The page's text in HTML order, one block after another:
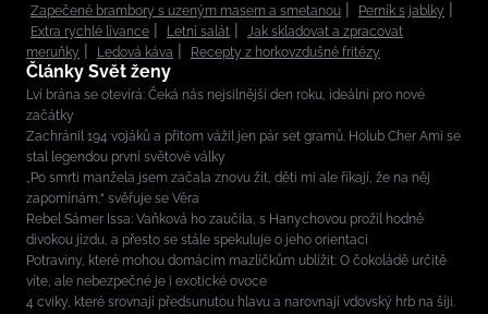
Zapečené brambory s uzeným masem a smetanou
Perník s jablky
Extra rychlé lívance
Letní salát
Jak skladovat a zpracovat
meruňky
Ledová káva Recepty z horkovzdušné fritézy
Články Svět ženy
Lví brána se otevírá: Čeká nás nejsilnější den roku, ideální pro nové
začátky
Zachránil 194 vojáků a přitom vážil jen pár set gramů. Holub Cher Ami se
stal legendou první světové války
„Po smrti manžela jsem začala znovu žít, děti mi ale říkají, že na něj
zapomínám,“ svěřuje se Věra
Rebel Sámer Issa: Vaňková ho zaučila, s Hanychovou prožil hodně
divokou jízdu, a přesto se stále spekuluje o jeho orientaci
Potraviny, které mohou domácím mazlíčkům ublížit: O čokoládě určitě
víte, ale nebezpečné je i exotické ovoce
4 cviky, které srovnají předsunutou hlavu a narovnají vdovský hrb na šíji.